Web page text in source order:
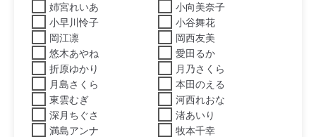
姉宮れいあ
小向美奈子
小早川怜子
小谷舞花
岡江凛
岡西友美
悠木あやね
愛田るか
折原ゆかり
月乃さくら
月島さくら
本田のえる
東雲むぎ
河西れおな
深月ちぐさ
渚あいり
満島アンナ
牧本千幸